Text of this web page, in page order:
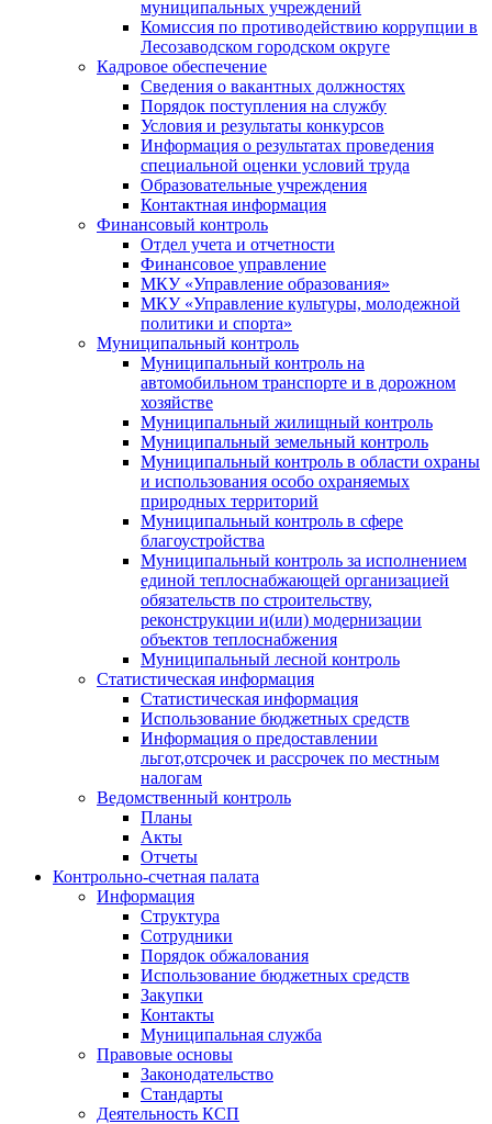
муниципальных учреждений
Комиссия по противодействию коррупции в
Лесозаводском городском округе
Кадровое обеспечение
Сведения о вакантных должностях
Порядок поступления на службу
Условия и результаты конкурсов
Информация о результатах проведения
специальной оценки условий труда
Образовательные учреждения
Контактная информация
Финансовый контроль
Отдел учета и отчетности
Финансовое управление
МКУ «Управление образования»
МКУ «Управление культуры, молодежной
политики и спорта»
Муниципальный контроль
Муниципальный контроль на
автомобильном транспорте и в дорожном
хозяйстве
Муниципальный жилищный контроль
Муниципальный земельный контроль
Муниципальный контроль в области охраны
и использования особо охраняемых
природных территорий
Муниципальный контроль в сфере
благоустройства
Муниципальный контроль за исполнением
единой теплоснабжающей организацией
обязательств по строительству,
реконструкции и(или) модернизации
объектов теплоснабжения
Муниципальный лесной контроль
Статистическая информация
Статистическая информация
Использование бюджетных средств
Информация о предоставлении
льгот,отсрочек и рассрочек по местным
налогам
Ведомственный контроль
Планы
Акты
Отчеты
Контрольно-счетная палата
Информация
Структура
Сотрудники
Порядок обжалования
Использование бюджетных средств
Закупки
Контакты
Муниципальная служба
Правовые основы
Законодательство
Стандарты
Деятельность КСП